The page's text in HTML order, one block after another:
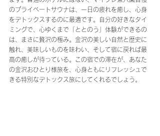
のプライベートサウナは、一日の疲れを癒し、心身
をデトックスするのに最適です。自分の好きなタイ
ミングで、心ゆくまで「ととのう」体験ができるの
は、まさに贅沢の極み。金沢の美しい自然と歴史に
触れ、美味しいものを味わい、そして宿に戻れば最
高の癒しが待っている。この宿での滞在が、あなた
の金沢おひとり様旅を、心身ともにリフレッシュで
きる特別なデトックス旅にしてくれるでしょう。